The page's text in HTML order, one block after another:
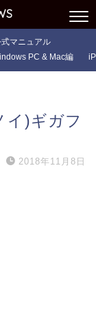
マニュアル
PC & Mac編
)ギガフ
2018年11月8日